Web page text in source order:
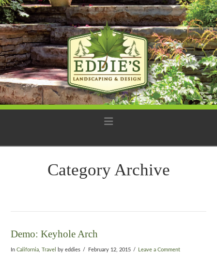
Navigation
Category Archive
Demo: Keyhole Arch
InCalifornia,Travel by eddies February 12, 2015 Leave a Comment